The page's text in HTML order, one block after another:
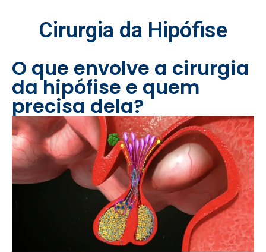
Cirurgia da Hipófise
O que envolve a cirurgia
da hipófise e quem
precisa dela?